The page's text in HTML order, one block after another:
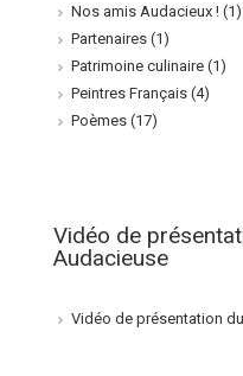
Nos amis Audacieux ! (1)
Partenaires (1)
Patrimoine culinaire (1)
Peintres Français (4)
Poèmes (17)
Vidéo de
Audacieuse
Vidéo de présentation